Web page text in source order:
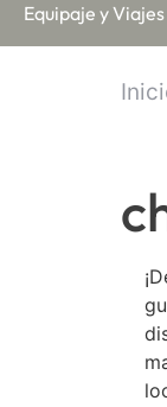
Equipaje y Viajes